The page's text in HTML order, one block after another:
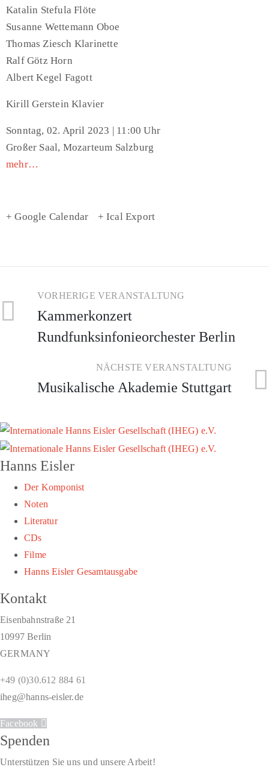
Katalin Stefula Flöte
Susanne Wettemann Oboe
Thomas Ziesch Klarinette
Ralf Götz Horn
Albert Kegel Fagott
Kirill Gerstein Klavier
Sonntag, 02. April 2023 | 11:00 Uhr
Großer Saal, Mozarteum Salzburg
mehr…
+ Google Calendar + Ical Export
VORHERIGE VERANSTALTUNG
Kammerkonzert
Rundfunksinfonieorchester Berlin
NÄCHSTE VERANSTALTUNG
Musikalische Akademie Stuttgart
Hanns Eisler
Der Komponist
Noten
Literatur
CDs
Filme
Hanns Eisler Gesamtausgabe
Kontakt
Eisenbahnstraße 21
10997 Berlin
GERMANY
+49 (0)30.612 884 61
iheg@hanns-eisler.de
Facebook
Spenden
Unterstützen Sie uns und unsere Arbeit!